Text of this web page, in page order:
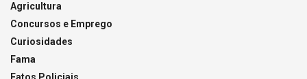
Agricultura
Concursos e Emprego
Curiosidades
Fama